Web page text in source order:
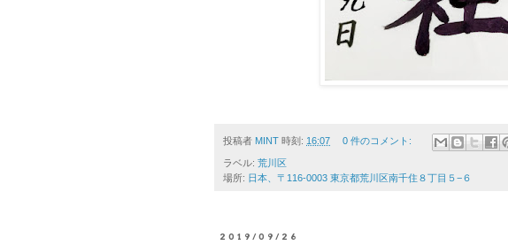
投稿者 MINT 時刻: 16:07 0 件のコメント:
ラベル: 荒川区
場所: 日本、〒116-0003 東京都荒川区南千住８丁目５−６
2019/09/26